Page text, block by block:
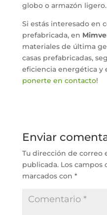
globo o armazón ligero.
Si estás interesado en
prefabricada, en
materiales de última
casas prefabricadas,
eficiencia energética y
ponerte en contacto!
Enviar
Tu dirección de correo
publicada. Los campos
marcados con *